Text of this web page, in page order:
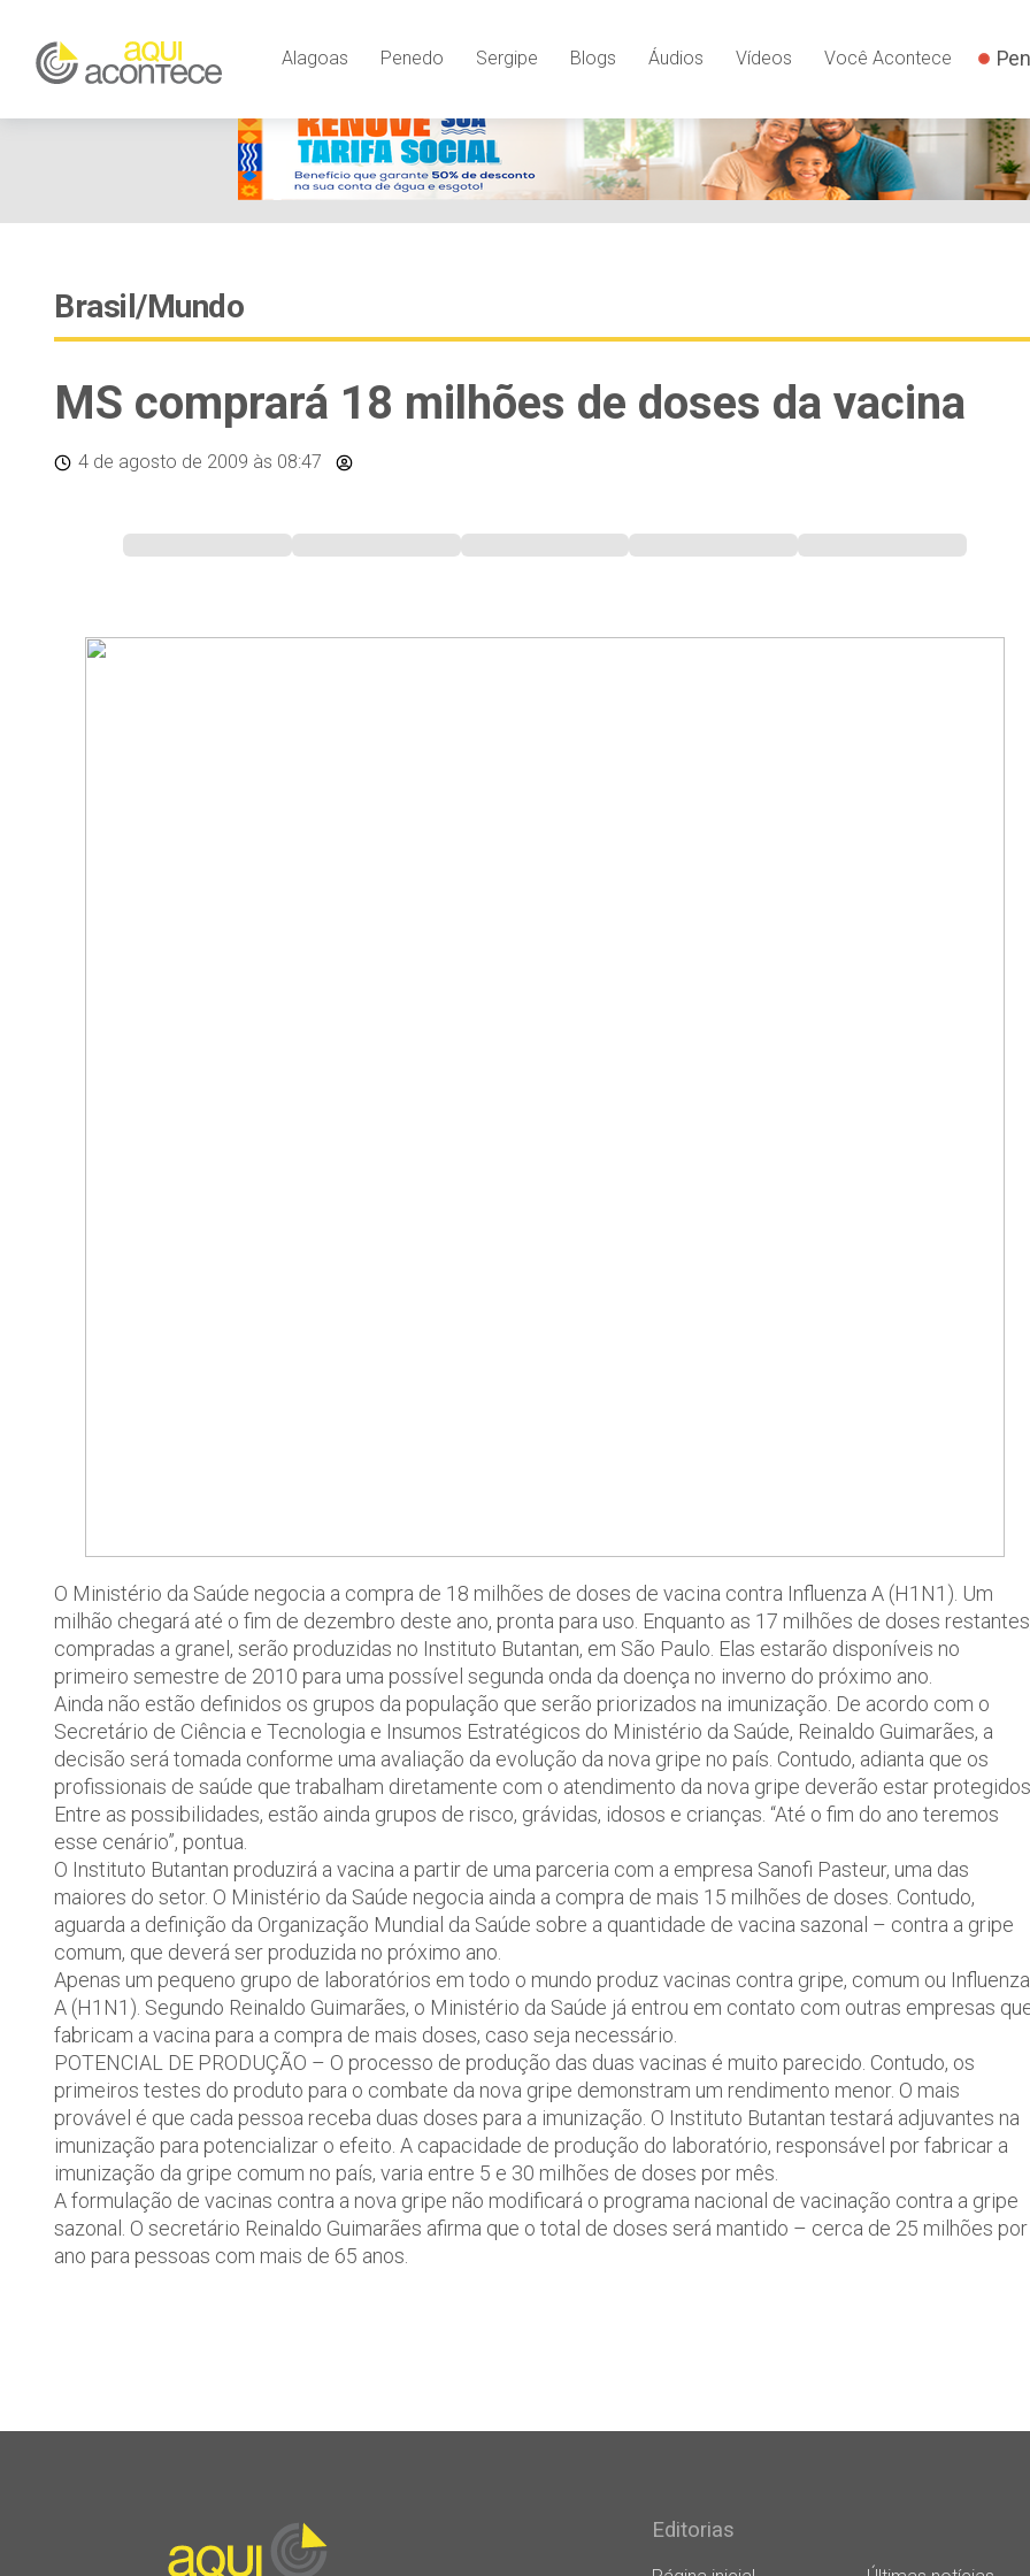
Alagoas Penedo Sergipe Blogs Áudios Vídeos Você Acontece
Brasil/Mundo
MS comprará 18 milhões de doses da vacina
4 de agosto de 2009 às 08:47
O Ministério da Saúde negocia a compra de 18 milhões de doses de vacina contra Influenza A (H1N1). Um
milhão chegará até o fim de dezembro deste ano, pronta para uso. Enquanto as 17 milhões de doses
compradas a granel, serão produzidas no Instituto Butantan, em São Paulo. Elas estarão disponíveis no
primeiro semestre de 2010 para uma possível segunda onda da doença no inverno do próximo ano.
Ainda não estão definidos os grupos da população que serão priorizados na imunização. De acordo com o
Secretário de Ciência e Tecnologia e Insumos Estratégicos do Ministério da Saúde, Reinaldo Guimarães, a
decisão será tomada conforme uma avaliação da evolução da nova gripe no país. Contudo, adianta que os
profissionais de saúde que trabalham diretamente com o atendimento da nova gripe deverão estar protegidos.
Entre as possibilidades, estão ainda grupos de risco, grávidas, idosos e crianças. “Até o fim do ano teremos
esse cenário”, pontua.
O Instituto Butantan produzirá a vacina a partir de uma parceria com a empresa Sanofi Pasteur, uma das
maiores do setor. O Ministério da Saúde negocia ainda a compra de mais 15 milhões de doses. Contudo,
aguarda a definição da Organização Mundial da Saúde sobre a quantidade de vacina sazonal – contra a gripe
comum, que deverá ser produzida no próximo ano.
Apenas um pequeno grupo de laboratórios em todo o mundo produz vacinas contra gripe, comum ou Influenza
A (H1N1). Segundo Reinaldo Guimarães, o Ministério da Saúde já entrou em contato com outras empresas
fabricam a vacina para a compra de mais doses, caso seja necessário.
POTENCIAL DE PRODUÇÃO – O processo de produção das duas vacinas é muito parecido. Contudo, os
primeiros testes do produto para o combate da nova gripe demonstram um rendimento menor. O mais
provável é que cada pessoa receba duas doses para a imunização. O Instituto Butantan testará adjuvantes na
imunização para potencializar o efeito. A capacidade de produção do laboratório, responsável por fabricar a
imunização da gripe comum no país, varia entre 5 e 30 milhões de doses por mês.
A formulação de vacinas contra a nova gripe não modificará o programa nacional de vacinação contra a gripe
sazonal. O secretário Reinaldo Guimarães afirma que o total de doses será mantido – cerca de 25 milhões por
ano para pessoas com mais de 65 anos.
Editorias